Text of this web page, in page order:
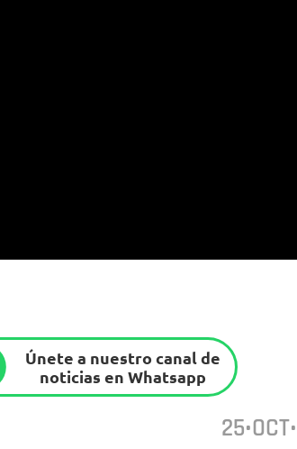
Únete a nuestro canal de
noticias en Whatsapp